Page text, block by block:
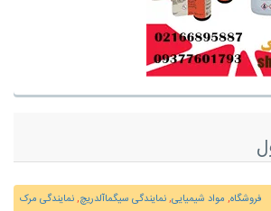
فروشگاه, مواد شیمیایی,نمایندگی سیگماآلدریچ,نمایندگی مرک